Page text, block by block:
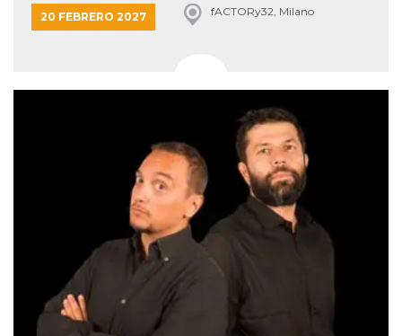
20 FEBRERO 2027 fACTORy32, Milano